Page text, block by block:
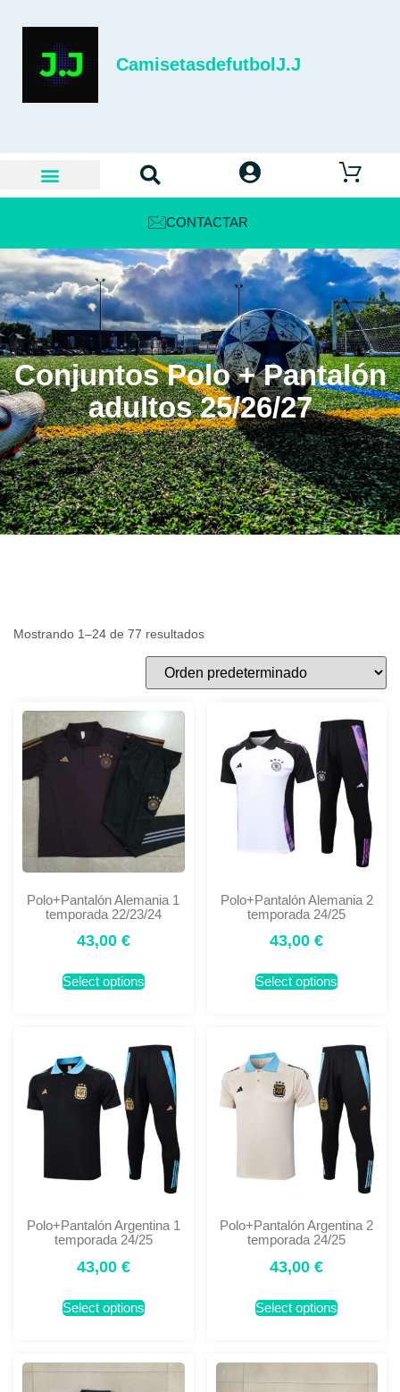
CamisetasdefutbolJ.J
CONTACTAR
Conjuntos Polo + Pantalón
adultos 25/26/27
Mostrando 1–24 de 77 resultados
Polo+Pantalón Alemania 1
temporada 22/23/24
43,00 €
Select options
Polo+Pantalón Alemania 2
temporada 24/25
43,00€
Select options
Polo+Pantalón Argentina 1
temporada 24/25
43,00 €
Select options
Polo+Pantalón Argentina 2
temporada 24/25
43,00€
Select options